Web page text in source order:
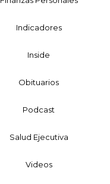
Indicadores
Inside
Obituarios
Podcast
Salud Ejecutiva
Videos